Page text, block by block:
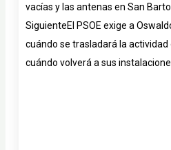
vacías y las antenas en San
SiguienteEl PSOE exige a
cuándo se trasladará la actividad
cuándo volverá a sus